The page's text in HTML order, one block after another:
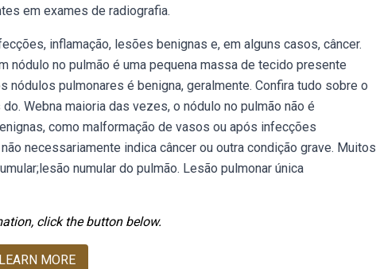
em exames de radiografia.
inflamação, lesões benignas e, em alguns casos, câncer.
no pulmão é uma pequena massa de tecido presente
nódulos pulmonares é benigna, geralmente. Confira tudo sobre o
Webna maioria das vezes, o nódulo no pulmão não é
como malformação de vasos ou após infecções
necessariamente indica câncer ou outra condição grave. Muitos
numular do pulmão. Lesão pulmonar única
click the button below.
LEARN MORE